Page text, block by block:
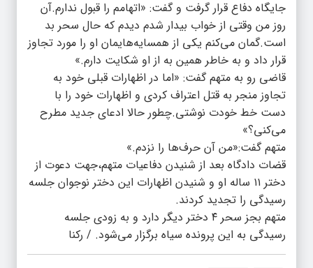
جایگاه دفاع قرار گرفت و گفت: «اتهامم را قبول ندارم.آن
روز من وقتی از خواب بیدار شدم دیدم که حال سحر بد
است.گمان می‌کنم یکی از همسایه‌هایمان او را مورد تجاوز
قرار داد و به خاطر همین به از او شکایت دارم.»
قاضی رو به متهم گفت: «اما در اظهارات قبلی خود به
تجاوز منجر به قتل اعتراف کردی و اظهارات خود را با
دست خط خودت نوشتی.چطور حالا ادعای جدید مطرح
می‌کنی؟»
متهم گفت:«من آن حرف‌ها را نزدم.»
قضات دادگاه بعد از شنیدن دفاعیات متهم،جهت دعوت از
دختر ۱۱ ساله او و شنیدن اظهارات این دختر نوجوان جلسه
رسیدگی را تجدید کردند.
متهم بجز سحر ۴ دختر دیگر دارد و به زودی جلسه
رسیدگی به این پرونده سیاه برگزار می‌شود. / رکنا